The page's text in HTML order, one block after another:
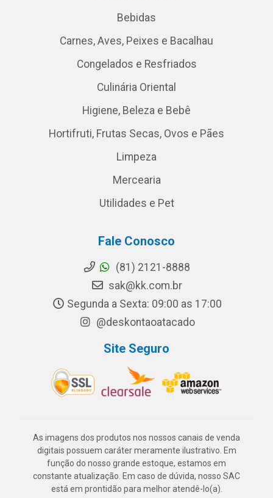
Bebidas
Carnes, Aves, Peixes e Bacalhau
Congelados e Resfriados
Culinária Oriental
Higiene, Beleza e Bebê
Hortifruti, Frutas Secas, Ovos e Pães
Limpeza
Mercearia
Utilidades e Pet
Fale Conosco
(81) 2121-8888
sak@kk.com.br
Segunda a Sexta: 09:00 as 17:00
@deskontaoatacado
Site Seguro
As imagens dos produtos nos nossos canais de venda
digitais possuem caráter meramente ilustrativo. Em
função do nosso grande estoque, estamos em
constante atualização. Em caso de dúvida, nosso SAC
está em prontidão para melhor atendê-lo(a).